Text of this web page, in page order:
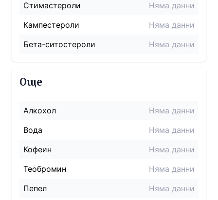
Стимастероли
Няма данни
Кампестероли
Няма данни
Бета-ситостероли
Няма данни
Още
Алкохол
Няма данни
Вода
Няма данни
Кофеин
Няма данни
Теобромин
Няма данни
Пепел
Няма данни